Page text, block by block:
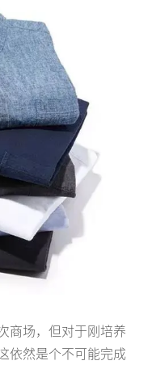
商场，但对于刚培养
依然是个不可能完成